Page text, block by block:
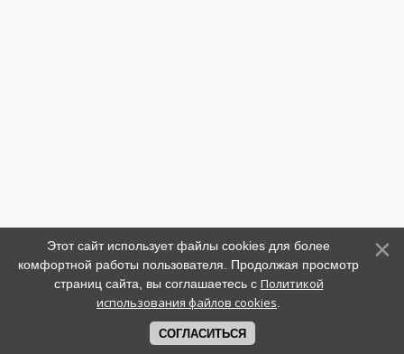
Этот сайт использует файлы cookies для более
комфортной работы пользователя. Продолжая просмотр
страниц сайта, вы соглашаетесь с Политикой
использования файлов cookies
СОГЛАСИТЬСЯ